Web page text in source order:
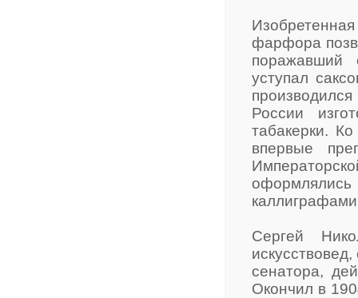
фарфора
поражавший
уступал
России
табакерки.
впервые
Сергей
сенатора,
Окончил в